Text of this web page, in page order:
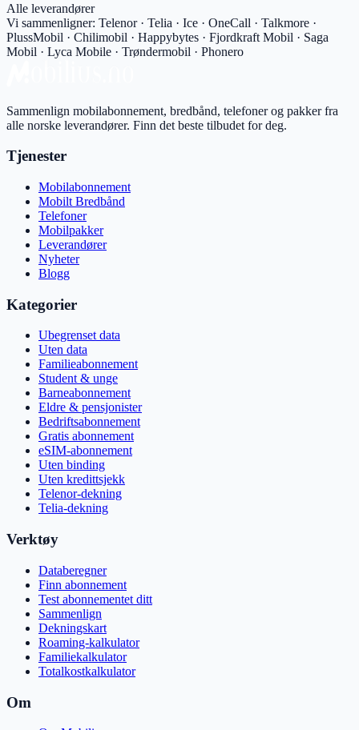
Alle leverandører
Vi sammenligner: Telenor · Telia · Ice · OneCall · Talkmore ·
PlussMobil · Chilimobil · Happybytes · Fjordkraft Mobil · Saga
Mobil · Lyca Mobile · Trøndermobil · Phonero
Sammenlign mobilabonnement, bredbånd, telefoner og pakker fra
alle norske leverandører. Finn det beste tilbudet for deg.
Tjenester
Mobilabonnement
Mobilt Bredbånd
Telefoner
Mobilpakker
Leverandører
Nyheter
Blogg
Kategorier
Ubegrenset data
Uten data
Familieabonnement
Student & unge
Barneabonnement
Eldre & pensjonister
Bedriftsabonnement
Gratis abonnement
eSIM-abonnement
Uten binding
Uten kredittsjekk
Telenor-dekning
Telia-dekning
Verktøy
Databeregner
Finn abonnement
Test abonnementet ditt
Sammenlign
Dekningskart
Roaming-kalkulator
Familiekalkulator
Totalkostkalkulator
Om